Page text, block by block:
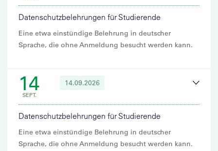
Datenschutzbelehrungen für Studierende
Eine etwa einstündige Belehrung in deutscher
Sprache, die ohne Anmeldung besucht werden kann.
14
SEPT.
14.09.2026
Datenschutzbelehrungen für Studierende
Eine etwa einstündige Belehrung in deutscher
Sprache, die ohne Anmeldung besucht werden kann.